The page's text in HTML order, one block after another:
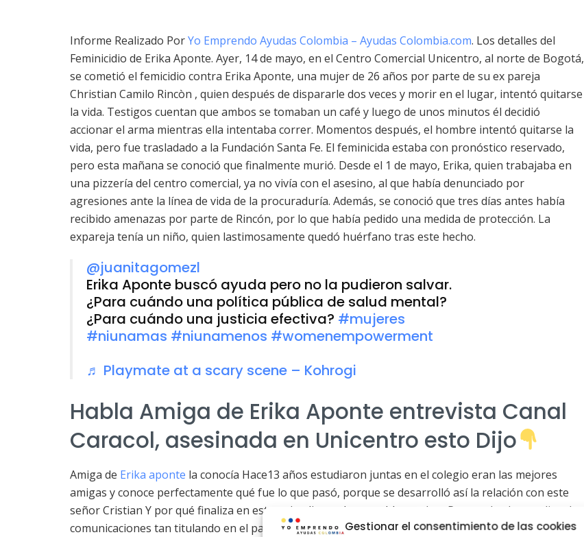
Gestionar el consentimiento de las cookies
Informe Realizado PorYo Emprendo Ayudas Colombia – Ayudas Colombia.com. Los detalles del
Feminicidio de Erika Aponte. Ayer, 14 de mayo, en el Centro Comercial Unicentro, al norte de Bogotá,
se cometió el femicidio contra Erika Aponte, una mujer de 26 años por parte de su ex pareja
Christian Camilo Rincòn , quien después de dispararle dos veces y morir en el lugar, intentó quitarse
la vida. Testigos cuentan que ambos se tomaban un café y luego de unos minutos él decidió
accionar el arma mientras ella intentaba correr. Momentos después, el hombre intentó quitarse la
vida, pero fue trasladado a la Fundación Santa Fe. El feminicida estaba con pronóstico reservado,
pero esta mañana se conoció que finalmente murió. Desde el 1 de mayo, Erika, quien trabajaba en
una pizzería del centro comercial, ya no vivía con el asesino, al que había denunciado por
agresiones ante la línea de vida de la procuraduría. Además, se conoció que tres días antes había
recibido amenazas por parte de Rincón, por lo que había pedido una medida de protección. La
expareja tenía un niño, quien lastimosamente quedó huérfano tras este hecho.
@juanitagomezl
Erika Aponte buscó ayuda pero no la pudieron salvar.
¿Para cuándo una política pública de salud mental?
¿Para cuándo una justicia efectiva? #mujeres
#niunamas #niunamenos #womenempowerment
♬ Playmate at a scary scene – Kohrogi
Habla Amiga de Erika Aponte entrevista Canal
Caracol, asesinada en Unicentro esto Dijo
Amiga de Erika aponte la conocía Hace13 años estudiaron juntas en el colegio eran las mejores
amigas y conoce perfectamente qué fue lo que pasó, porque se desarrolló así la relación con este
señor Cristian Y por qué finaliza en este episodio tan lamentable que hoy Pues todos los medios de
comunicaciones tan titulando en el país este lamentable feminicidio ocurrido en el norte de la capital